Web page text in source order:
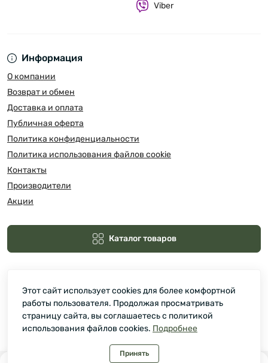
Информация
О компании
Возврат и обмен
Доставка и оплата
Публичная оферта
Политика конфиденциальности
Политика использования файлов cookie
Контакты
Производители
Акции
Каталог товаров
Viber
Зелмарт © 2026
Этот сайт использует cookies для более комфортной
работы пользователя. Продолжая просматривать
страницу сайта, вы соглашаетесь с политикой
использования файлов cookies. Подробнее
Принять